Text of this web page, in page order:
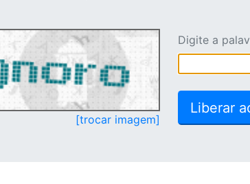
[trocar imagem]
Digite a